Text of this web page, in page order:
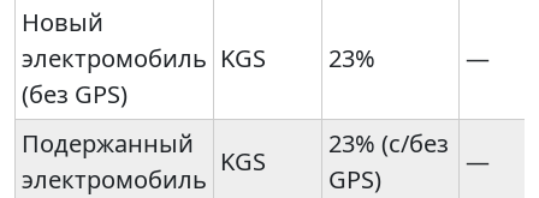
Новый
электромобиль
(без GPS)
KGS 23% —
Подержанный
электромобиль
KGS
23% (с/без
GPS)
—